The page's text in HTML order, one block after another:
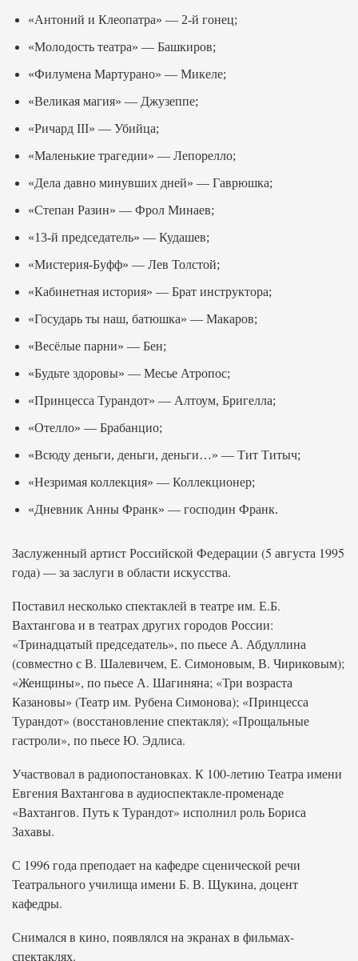
«Антоний и Клеопатра» — 2-й гонец;
«Молодость театра» — Башкиров;
«Филумена Мартурано» — Микеле;
«Великая магия» — Джузеппе;
«Ричард III» — Убийца;
«Маленькие трагедии» — Лепорелло;
«Дела давно минувших дней» — Гаврюшка;
«Степан Разин» — Фрол Минаев;
«13-й председатель» — Кудашев;
«Мистерия-Буфф» — Лев Толстой;
«Кабинетная история» — Брат инструктора;
«Государь ты наш, батюшка» — Макаров;
«Весёлые парни» — Бен;
«Будьте здоровы» — Месье Атропос;
«Принцесса Турандот» — Алтоум, Бригелла;
«Отелло» — Брабанцио;
«Всюду деньги, деньги, деньги…» — Тит Титыч;
«Незримая коллекция» — Коллекционер;
«Дневник Анны Франк» — господин Франк.
Заслуженный артист Российской Федерации (5 августа 1995
года) — за заслуги в области искусства.
Поставил несколько спектаклей в театре им. Е.Б.
Вахтангова и в театрах других городов России:
«Тринадцатый председатель», по пьесе А. Абдуллина
(совместно с В. Шалевичем, Е. Симоновым, В. Чириковым);
«Женщины», по пьесе А. Шагиняна; «Три возраста
Казановы» (Театр им. Рубена Симонова); «Принцесса
Турандот» (восстановление спектакля); «Прощальные
гастроли», по пьесе Ю. Эдлиса.
Участвовал в радиопостановках. К 100-летию Театра имени
Евгения Вахтангова в аудиоспектакле-променаде
«Вахтангов. Путь к Турандот» исполнил роль Бориса
Захавы.
С 1996 года преподает на кафедре сценической речи
Театрального училища имени Б. В. Щукина, доцент
кафедры.
Снимался в кино, появлялся на экранах в фильмах-
спектаклях.